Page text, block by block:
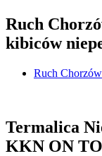
Ruch
kibiców
Ruch Chorzów
Termalica
KKN ON